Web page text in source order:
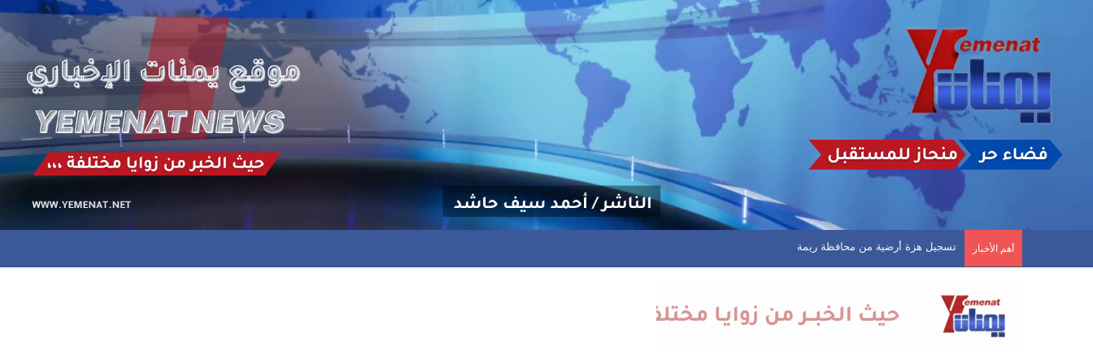
أهم الأخبار مثقفون يمنيون يناشدون سلطتي صنعاء وعدن توفير منحة علاجية للشاعر إسماعيل المخاوي